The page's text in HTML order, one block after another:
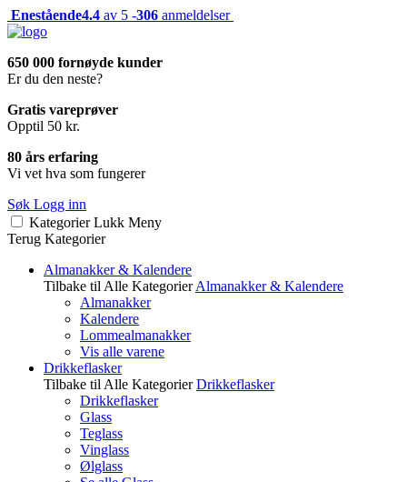
Enestående4.4 av 5 -306 anmeldelser
650 000 fornøyde kunder
Er du den neste?
Gratis vareprøver
Opptil 50 kr.
80 års erfaring
Vi vet hva som fungerer
Søk Logg inn
Kategorier Lukk Meny
Terug Kategorier
Almanakker & Kalendere
Tilbake til Alle Kategorier Almanakker & Kalendere
Almanakker
Kalendere
Lommealmanakker
Vis alle varene
Drikkeflasker
Tilbake til Alle Kategorier Drikkeflasker
Drikkeflasker
Glass
Teglass
Vinglass
Ølglass